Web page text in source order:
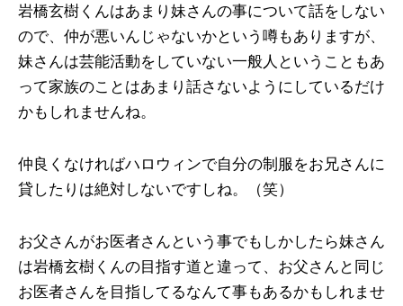
岩橋玄樹くんはあまり妹さんの事について話をしない
ので、仲が悪いんじゃないかという噂もありますが、
妹さんは芸能活動をしていない一般人ということもあ
って家族のことはあまり話さないようにしているだけ
かもしれませんね。
仲良くなければハロウィンで自分の制服をお兄さんに
貸したりは絶対しないですしね。（笑）
お父さんがお医者さんという事でもしかしたら妹さん
は岩橋玄樹くんの目指す道と違って、お父さんと同じ
お医者さんを目指してるなんて事もあるかもしれませ